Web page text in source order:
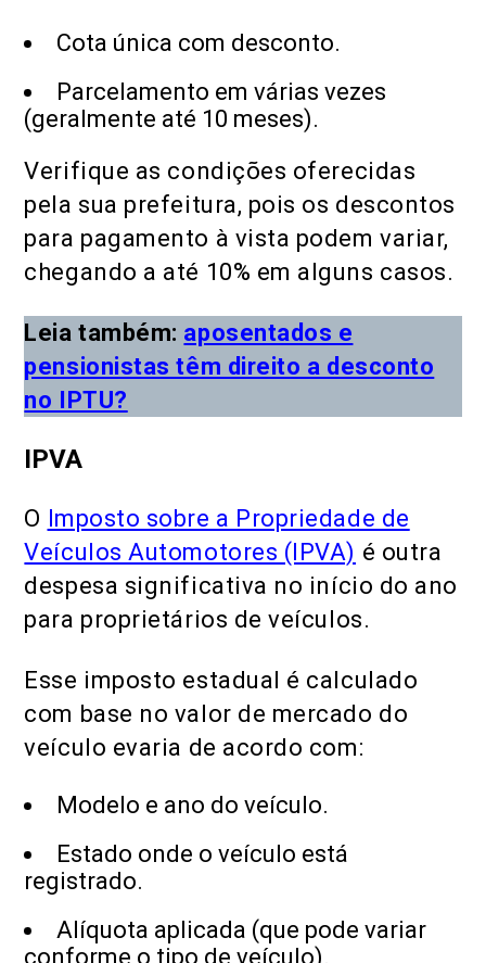
Cota única com desconto.
Parcelamento em várias vezes
(geralmente até 10 meses).
Verifique as condições oferecidas
pela sua prefeitura, pois os descontos
para pagamento à vista podem variar,
chegando a até 10% em alguns casos.
Leia também: aposentados e
pensionistas têm direito a desconto
no IPTU?
IPVA
O Imposto sobre a Propriedade de
Veículos Automotores (IPVA) é outra
despesa significativa no início do ano
para proprietários de veículos.
Esse imposto estadual é calculado
com base no valor de mercado do
veículo evaria de acordo com:
Modelo e ano do veículo.
Estado onde o veículo está
registrado.
Alíquota aplicada (que pode variar
conforme o tipo de veículo).